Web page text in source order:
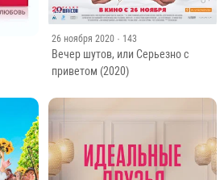
26 ноября 2020 · 143
Вечер шутов, или Серьезно с
приветом (2020)